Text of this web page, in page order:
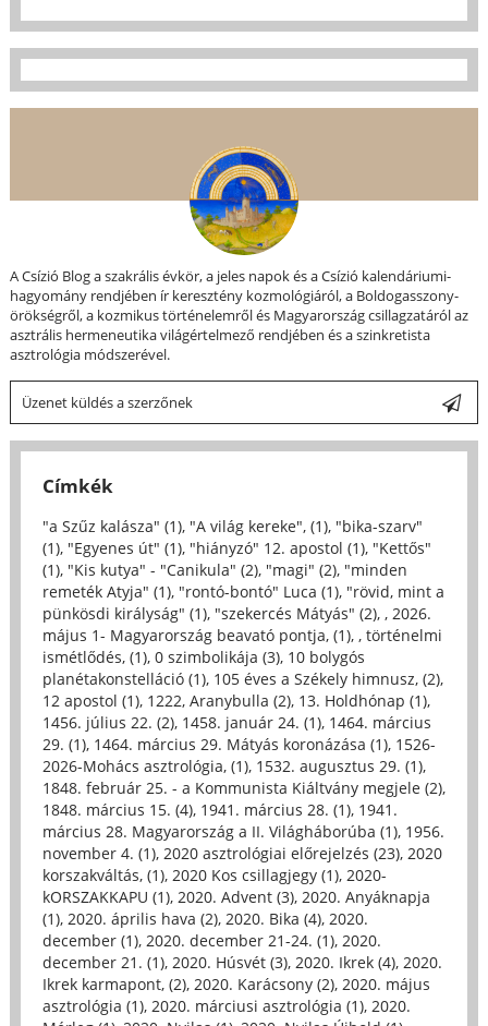
A Csízió Blog a szakrális évkör, a jeles napok és a Csízió kalendáriumi-
hagyomány rendjében ír keresztény kozmológiáról, a Boldogasszony-
örökségről, a kozmikus történelemről és Magyarország csillagzatáról az
asztrális hermeneutika világértelmező rendjében és a szinkretista
asztrológia módszerével.
Üzenet küldés a szerzőnek
Címkék
"a Szűz kalásza" (1), "A világ kereke", (1), "bika-szarv"
(1), "Egyenes út" (1), "hiányzó" 12. apostol (1), "Kettős"
(1), "Kis kutya" - "Canikula" (2), "magi" (2), "minden
remeték Atyja" (1), "rontó-bontó" Luca (1), "rövid, mint a
pünkösdi királyság" (1), "szekercés Mátyás" (2), , 2026.
május 1- Magyarország beavató pontja, (1), , történelmi
ismétlődés, (1), 0 szimbolikája (3), 10 bolygós
planétakonstelláció (1), 105 éves a Székely himnusz, (2),
12 apostol (1), 1222, Aranybulla (2), 13. Holdhónap (1),
1456. július 22. (2), 1458. január 24. (1), 1464. március
29. (1), 1464. március 29. Mátyás koronázása (1), 1526-
2026-Mohács asztrológia, (1), 1532. augusztus 29. (1),
1848. február 25. - a Kommunista Kiáltvány megjele (2),
1848. március 15. (4), 1941. március 28. (1), 1941.
március 28. Magyarország a II. Világháborúba (1), 1956.
november 4. (1), 2020 asztrológiai előrejelzés (23), 2020
korszakváltás, (1), 2020 Kos csillagjegy (1), 2020-
kORSZAKKAPU (1), 2020. Advent (3), 2020. Anyáknapja
(1), 2020. április hava (2), 2020. Bika (4), 2020.
december (1), 2020. december 21-24. (1), 2020.
december 21. (1), 2020. Húsvét (3), 2020. Ikrek (4), 2020.
Ikrek karmapont, (2), 2020. Karácsony (2), 2020. május
asztrológia (1), 2020. márciusi asztrológia (1), 2020.